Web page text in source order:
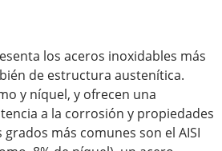
los aceros inoxidables más
de estructura austenítica.
y níquel, y ofrecen una
a la corrosión y propiedades
grados más comunes son el AISI